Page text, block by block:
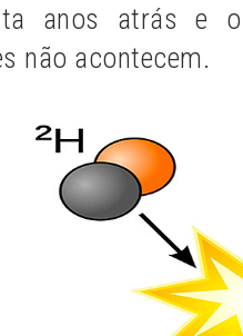
anos atrás e o
não acontecem.